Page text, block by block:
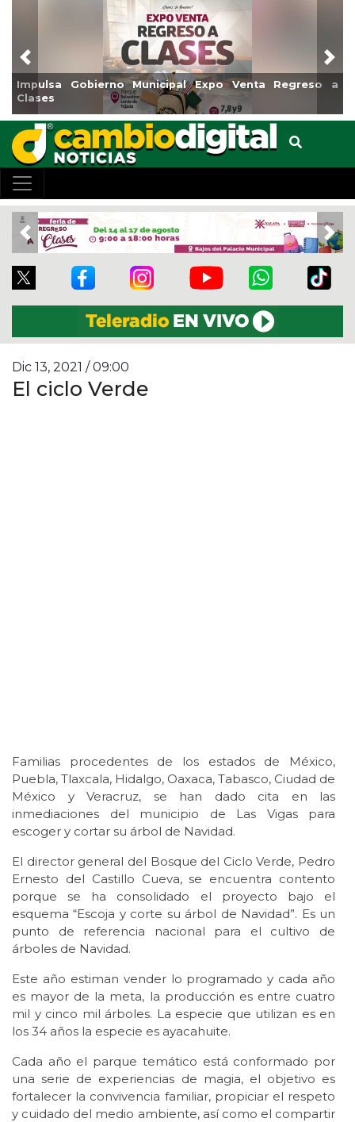
Impulsa Gobierno Municipal Expo Venta Regreso a
Clases
Previous
Previous
Dic 13, 2021 / 09:00
El ciclo Verde
Familias procedentes de los estados de México,
Puebla, Tlaxcala, Hidalgo, Oaxaca, Tabasco, Ciudad de
México y Veracruz, se han dado cita en las
inmediaciones del municipio de Las Vigas para
escoger y cortar su árbol de Navidad.
El director general del Bosque del Ciclo Verde, Pedro
Ernesto del Castillo Cueva, se encuentra contento
porque se ha consolidado el proyecto bajo el
esquema “Escoja y corte su árbol de Navidad”. Es un
punto de referencia nacional para el cultivo de
árboles de Navidad.
Este año estiman vender lo programado y cada año
es mayor de la meta, la producción es entre cuatro
mil y cinco mil árboles. La especie que utilizan es en
los 34 años la especie es ayacahuite.
Cada año el parque temático está conformado por
una serie de experiencias de magia, el objetivo es
fortalecer la convivencia familiar, propiciar el respeto
y cuidado del medio ambiente, así como el compartir